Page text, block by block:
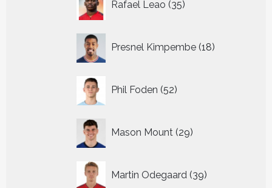
Rafael Leao 35
producten
Presnel Kimpembe 18
producten
Phil Foden 52
producten
Mason Mount 29
producten
Martin Odegaard 39
producten